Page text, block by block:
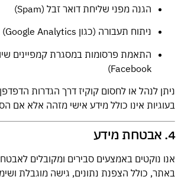
הגנה מפני שליחת דואר זבל (Spam)
ניתוח תעבורה (כגון Google Analytics)
Facebook)
ניתן לנהל או לחסום קוקיז דרך הגדרות
בעוגיות אינו כולל מידע אישי מזהה אלא
4. אבטחת מידע
אנו נוקטים באמצעים סבירים ומקובלים
באתר, כולל הצפנת נתונים, גישה מוגבלת